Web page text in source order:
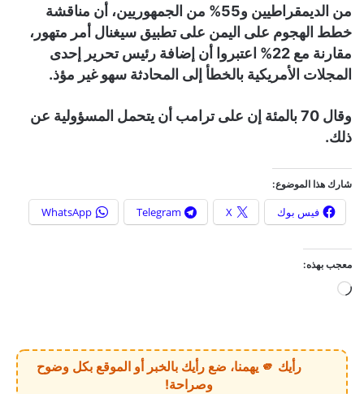
من الديمقراطيين و55% من الجمهوريين، أن مناقشة
خطط الهجوم على اليمن على تطبيق سيغنال أمر متهور،
مقارنة مع 22% اعتبروا أن إضافة رئيس تحرير إحدى
المجلات الأمريكية بالخطأ إلى المحادثة سهو غير مؤذ.
وقال 70 بالمئة إن على ترامب أن يتحمل المسؤولية عن
ذلك.
شارك هذا الموضوع:
فيس بوك X
Telegram
WhatsApp
معجب بهذه:
ي
رأيك 🫵 يهمنا، ضع رأيك بالخبر أو الموقع بكل وضوح
وصراحة!